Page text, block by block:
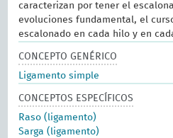
caracterizan por tener el
evoluciones fundamental, el
escalonado en cada hilo y en
CONCEPTO GENÉRICO
Ligamento simple
CONCEPTOS ESPECÍFICOS
Raso (ligamento)
Sarga (ligamento)